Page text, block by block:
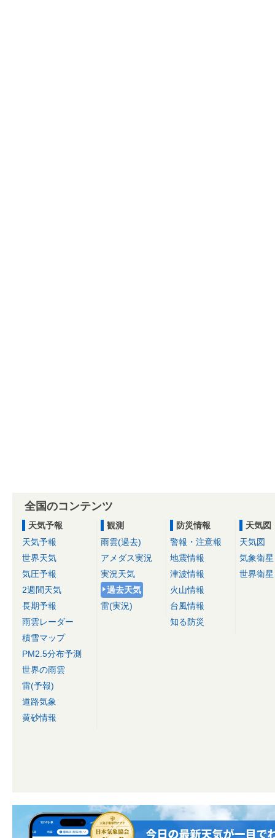
全国のコンテンツ
天気予報
天気予報
世界天気
気圧予報
2週間天気
長期予報
雨雲レーダー
積雪マップ
PM2.5分布予測
世界の雨雲
雷(予報)
道路気象
黄砂情報
観測
雨雲(過去)
アメダス実況
実況天気
過去天気
雷(実況)
防災情報
警報・注意報
地震情報
津波情報
火山情報
台風情報
知る防災
天気図
天気図
気象衛星
世界衛星